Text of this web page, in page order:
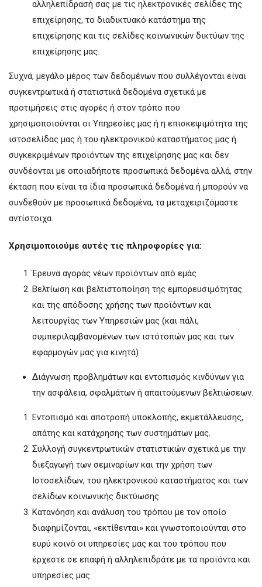
αλληλεπίδρασή σας με τις ηλεκτρονικές σελίδες της
επιχείρησης, το διαδικτυακό κατάστημα της
επιχείρησης και τις σελίδες κοινωνικών δικτύων της
επιχείρησης μας.
Συχνά, μεγάλο μέρος των δεδομένων που συλλέγονται είναι
συγκεντρωτικά ή στατιστικά δεδομένα σχετικά με
προτιμήσεις στις αγορές ή στον τρόπο που
χρησιμοποιούνται οι Υπηρεσίες μας ή η επισκεψιμότητα της
ιστοσελίδας μας ή του ηλεκτρονικού καταστήματος μας ή
συγκεκριμένων προϊόντων της επιχείρησης μας και δεν
συνδέονται με οποιαδήποτε προσωπικά δεδομένα αλλά, στην
έκταση που είναι τα ίδια προσωπικά δεδομένα ή μπορούν να
συνδεθούν με προσωπικά δεδομένα, τα μεταχειριζόμαστε
αντίστοιχα.
Χρησιμοποιούμε αυτές τις πληροφορίες για:
Έρευνα αγοράς νέων προϊόντων από εμάς
Βελτίωση και βελτιστοποίηση της εμπορευσιμότητας
και της απόδοσης χρήσης των προϊόντων και
λειτουργίας των Υπηρεσιών μας (και πάλι,
συμπεριλαμβανομένων των ιστότοπών μας και των
εφαρμογών μας για κινητά)
Διάγνωση προβλημάτων και εντοπισμός κινδύνων για
την ασφάλεια, σφαλμάτων ή απαιτούμενων βελτιώσεων.
Εντοπισμό και αποτροπή υποκλοπής, εκμετάλλευσης,
απάτης και κατάχρησης των συστημάτων μας.
Συλλογή συγκεντρωτικών στατιστικών σχετικά με την
διεξαγωγή των σεμιναρίων και την χρήση των
Ιστοσελίδων, του ηλεκτρονικού καταστήματος και των
σελίδων κοινωνικής δικτύωσης.
Κατανόηση και ανάλυση του τρόπου με τον οποίο
διαφημίζονται, «εκτίθενται» και γνωστοποιούνται στο
ευρύ κοινό οι υπηρεσίες μας και του τρόπου που
έρχεστε σε επαφή ή αλληλεπιδράτε με τα προϊόντα και
υπηρεσίες μας.